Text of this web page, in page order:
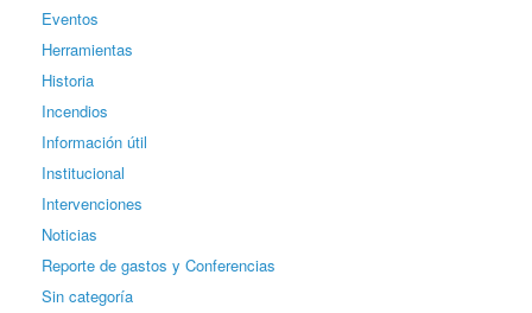
Eventos
Herramientas
Historia
Incendios
Información útil
Institucional
Intervenciones
Noticias
Reporte de gastos y Conferencias
Sin categoría